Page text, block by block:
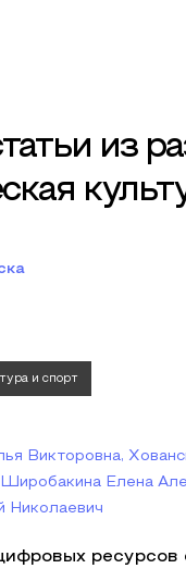
из
и спорт
Викторовна,
Елена
Николаевич
ресурсов